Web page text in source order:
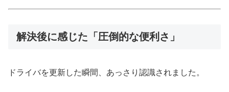
解決後に感じた「圧倒的な便利さ」
ドライバを更新した瞬間、あっさり認識されました。